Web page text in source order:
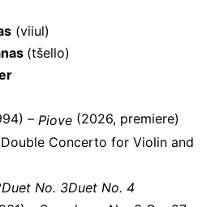
(viiul)
(tšello)
– Piove (2026, premiere)
Concerto for Violin and
Duet No. 3Duet No. 4